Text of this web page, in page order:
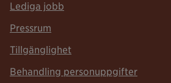
Lediga jobb
Pressrum
Tillgänglighet
Behandling personuppgifter